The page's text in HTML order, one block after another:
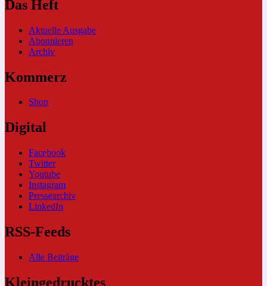
Das Heft
Aktuelle Ausgabe
Abonnieren
Archiv
Kommerz
Shop
Digital
Facebook
Twitter
Youtube
Instagram
Pressearchiv
LinkedIn
RSS-Feeds
Alle Beiträge
Kleingedrucktes